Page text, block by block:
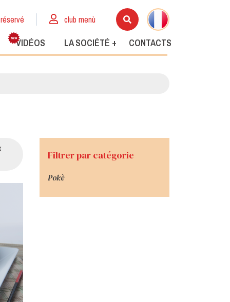
club menù
VIDÉOS LA SOCIÉTÉ + CONTACTS
Filtrer par catégorie
Pokè